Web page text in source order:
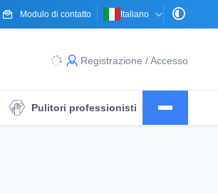
Modulo di contatto Italiano
Registrazione / Accesso
Pulitori professionisti